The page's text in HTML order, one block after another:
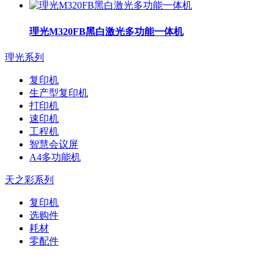
理光M320FB黑白激光多功能一体机
理光系列
复印机
生产型复印机
打印机
速印机
工程机
智慧会议屏
A4多功能机
天之彩系列
复印机
选购件
耗材
零配件